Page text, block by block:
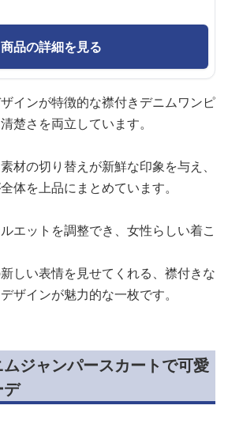
商品の詳細を見る
インが特徴的な襟付きデニムワンピ
楚さを両立しています。
材の切り替えが新鮮な印象を与え、
体を上品にまとめています。
エットを調整でき、女性らしい着こ
しい表情を見せてくれる、襟付きな
ザインが魅力的な一枚です。
ジャンパースカートで可愛
デ